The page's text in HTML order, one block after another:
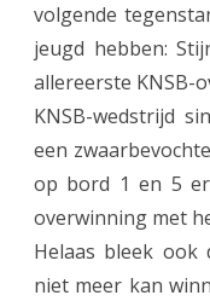
p
t
i
t
e
volgende
jeugd hebben:
allereerste KNSB-
KNSB-wedstrijd
een
op bord 1 en 5
overwinning met
Helaas bleek ook
niet meer kan